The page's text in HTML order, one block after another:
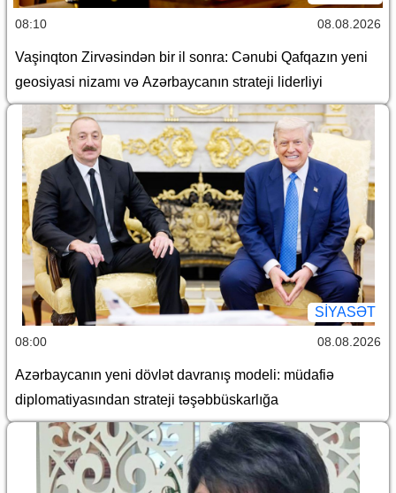
08:10 08.08.2026
Vaşinqton Zirvəsindən bir il sonra: Cənubi Qafqazın yeni
geosiyasi nizamı və Azərbaycanın strateji liderliyi
SİYASƏT
08:00 08.08.2026
Azərbaycanın yeni dövlət davranış modeli: müdafiə
diplomatiyasından strateji təşəbbüskarlığa